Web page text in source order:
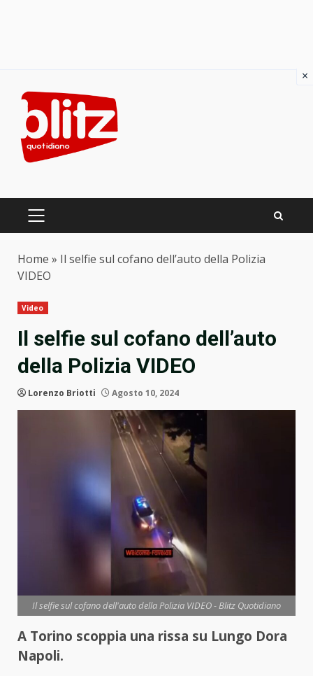
content
PRIMARY
Home » Il selfie sul cofano dell’auto della Polizia
VIDEO
Video
Il selfie sul cofano dell’auto
della Polizia VIDEO
Lorenzo Briotti Agosto 10, 2024
Il selfie sul cofano dell'auto della Polizia VIDEO - Blitz Quotidiano
A Torino scoppia una rissa su Lungo Dora
Napoli.
×